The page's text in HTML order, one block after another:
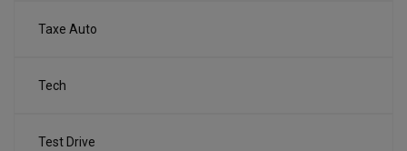
Taxe Auto
Tech
Test Drive